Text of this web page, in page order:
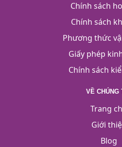
Chính sách
Chính sách
Phương thức
Giấy phép
Chính sách
VỀ CHÚNG
Trang
Giới
Blog